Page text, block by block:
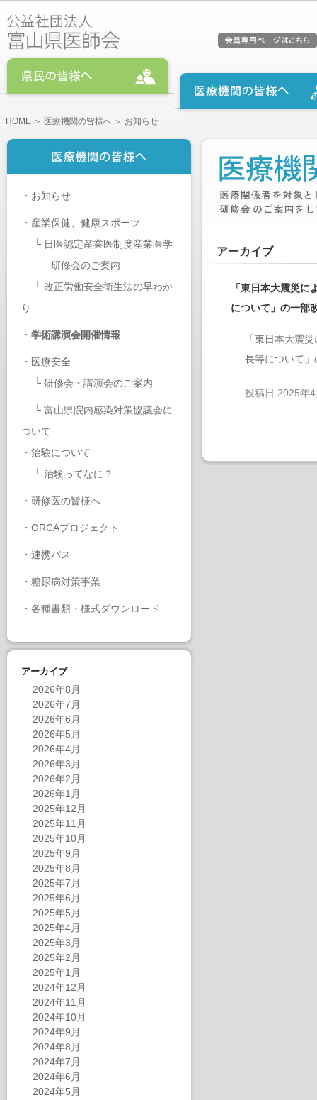
HOME ＞ 医療機関の皆様へ ＞ お知らせ
・ お知らせ
・ 産業保健、健康スポーツ
└ 日医認定産業医制度産業医学
研修会のご案内
└ 改正労働安全衛生法の早わか
り
・ 学術講演会開催情報
・ 医療安全
└ 研修会・講演会のご案内
└ 富山県院内感染対策協議会に
ついて
・ 治験について
└ 治験ってなに？
・ 研修医の皆様へ
・ ORCAプロジェクト
・ 連携パス
・ 糖尿病対策事業
・ 各種書類・様式ダウンロード
アーカイブ
2026年8月
2026年7月
2026年6月
2026年5月
2026年4月
2026年3月
2026年2月
2026年1月
2025年12月
2025年11月
2025年10月
2025年9月
2025年8月
2025年7月
2025年6月
2025年5月
2025年4月
2025年3月
2025年2月
2025年1月
2024年12月
2024年11月
2024年10月
2024年9月
2024年8月
2024年7月
2024年6月
2024年5月
アーカイブ
「東日本大震災
について」の一部
「東日本大震
長等について
投稿日 2025年